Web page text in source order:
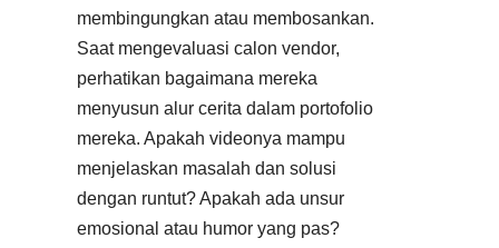
membingungkan atau membosankan.
Saat mengevaluasi calon vendor,
perhatikan bagaimana mereka
menyusun alur cerita dalam portofolio
mereka. Apakah videonya mampu
menjelaskan masalah dan solusi
dengan runtut? Apakah ada unsur
emosional atau humor yang pas?